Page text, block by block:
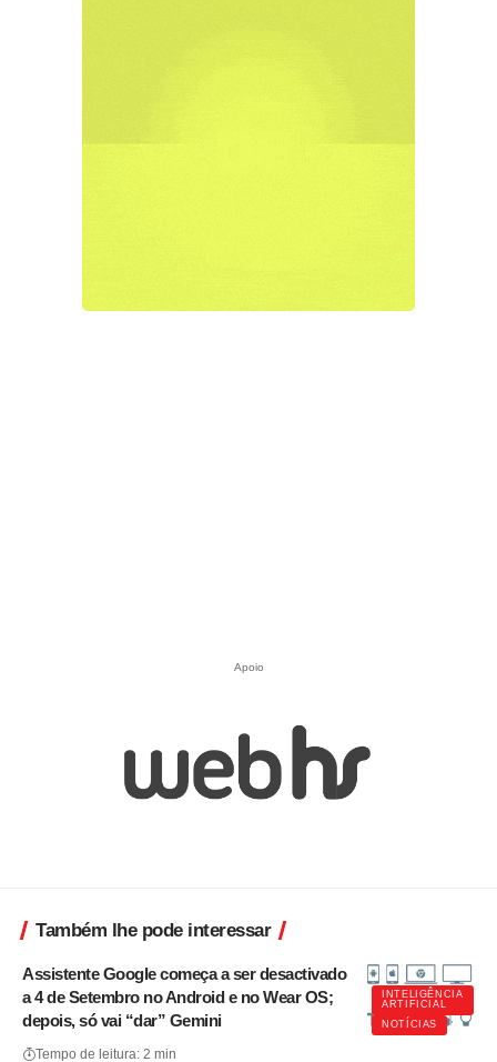
Apoio
Também lhe pode interessar
INTELIGÊNCIA
ARTIFICIAL
NOTÍCIAS
Assistente Google começa a ser desactivado
a 4 de Setembro no Android e no Wear OS;
depois, só vai “dar” Gemini
Tempo de leitura: 2 min